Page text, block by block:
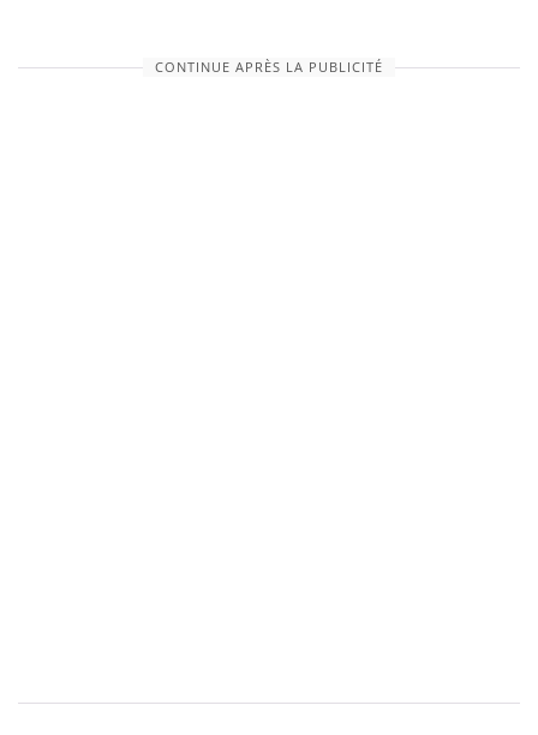
CONTINUE APRÈS LA PUBLICITÉ